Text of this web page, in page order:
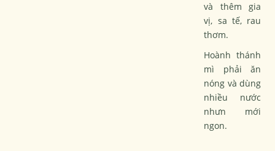
và thêm gia
vị, sa tế, rau
thơm.
Hoành thánh
mì phải ăn
nóng và dùng
nhiều nước
nhưn mới
ngon.